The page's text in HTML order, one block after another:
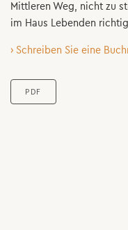
Mittleren Weg, nicht zu
im Haus Lebenden
› Schreiben Sie eine
PDF